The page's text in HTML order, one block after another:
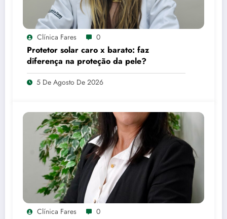
Clínica Fares 0
Protetor solar caro x barato: faz
diferença na proteção da pele?
5 De Agosto De 2026
Clínica Fares 0